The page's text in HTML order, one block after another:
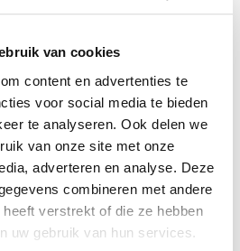
van cookies
content en advertenties te
voor social media te bieden
te analyseren. Ook delen we
van onze site met onze
adverteren en analyse. Deze
combineren met andere
verstrekt of die ze hebben
uw gebruik van hun services.
AQUA LIBRE